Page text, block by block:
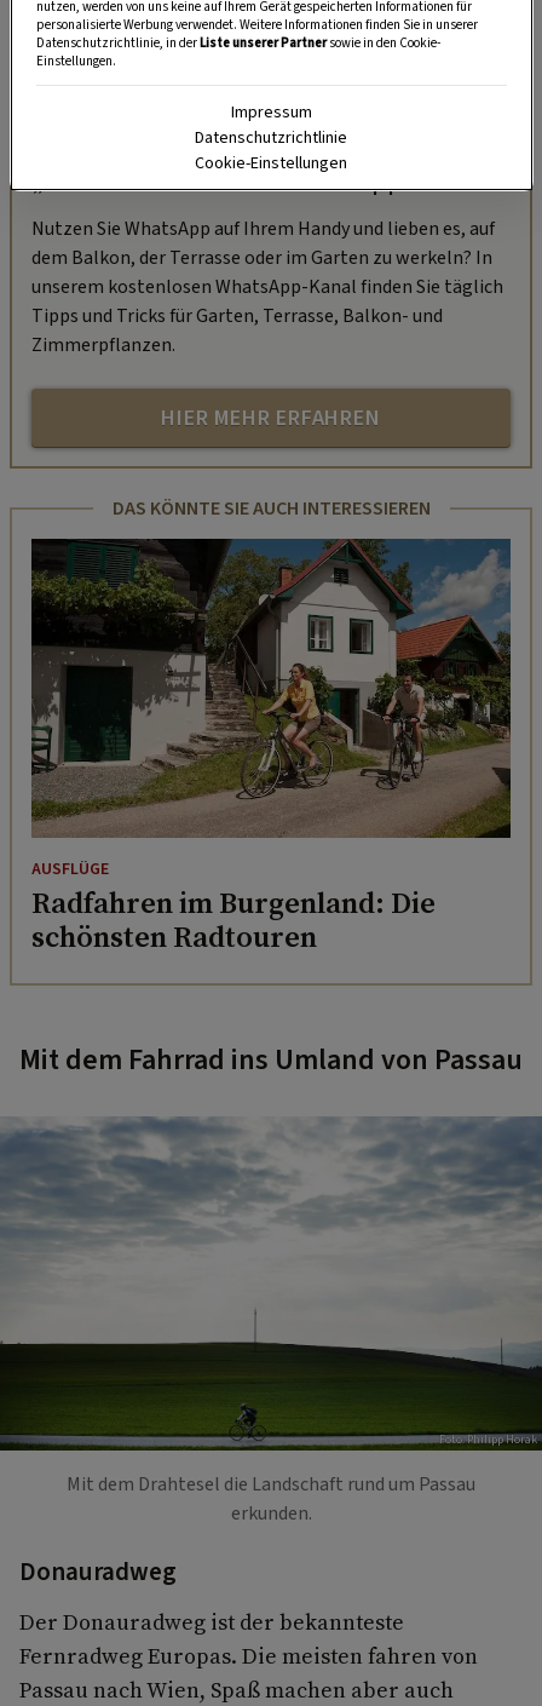
„Servus Garten“ auf WhatsApp
Nutzen Sie WhatsApp auf Ihrem Handy und lieben es, auf
dem Balkon, der Terrasse oder im Garten zu werkeln? In
unserem kostenlosen WhatsApp-Kanal finden Sie täglich
Tipps und Tricks für Garten, Terrasse, Balkon- und
Zimmerpflanzen.
HIER MEHR ERFAHREN
DAS KÖNNTE SIE AUCH INTERESSIEREN
AUSFLÜGE
Radfahren im Burgenland: Die
schönsten Radtouren
Mit dem Fahrrad ins Umland von Passau
Foto: Philipp Horak
Mit dem Drahtesel die Landschaft rund um Passau
erkunden.
Donauradweg
Der Donauradweg ist der bekannteste
Fernradweg Europas. Die meisten fahren von
Passau nach Wien, Spaß machen aber auch
nutzen, werden von uns keine auf Ihrem Gerät gespeicherten Informationen für
personalisierte Werbung verwendet. Weitere Informationen finden Sie in unserer
Datenschutzrichtlinie, in derListe unserer Partnersowie in den Cookie-
Einstellungen.
Impressum
Datenschutzrichtlinie
Cookie-Einstellungen